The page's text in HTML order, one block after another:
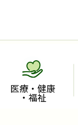
医療・健康
・福祉